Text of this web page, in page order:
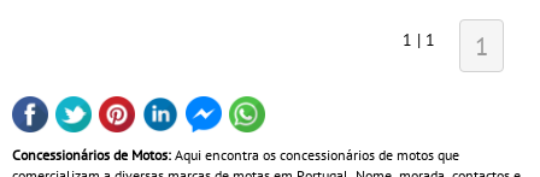
1 | 1 1
Concessionários de Motos: Aqui encontra os concessionários de motos que